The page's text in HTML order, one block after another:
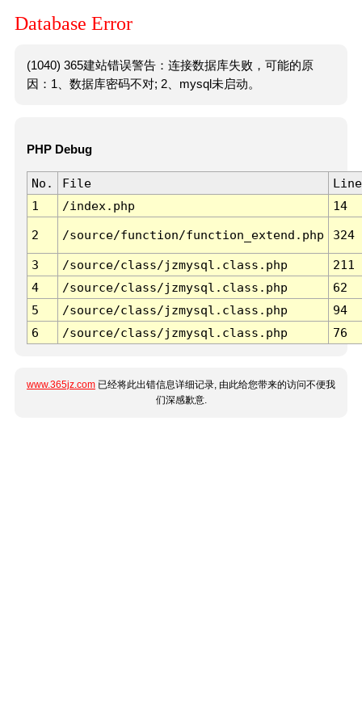
Database Error
(1040) 365建站错误警告：连接数据库失败，可能的原
因：1、数据库密码不对; 2、mysql未启动。
PHP Debug
No. File
Line
1
/index.php 14
2 /source/function/function_extend.php 324
3 /source/class/jzmysql.class.php
211
4
/source/class/jzmysql.class.php
62
5
/source/class/jzmysql.class.php
94
6
/source/class/jzmysql.class.php 76
www.365jz.com 已经将此出错信息详细记录, 由此给您带来的访问不便我
们深感歉意.